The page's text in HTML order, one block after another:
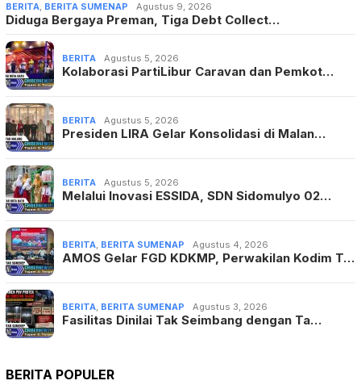
BERITA, BERITA SUMENAP Agustus 9, 2026
Diduga Bergaya Preman, Tiga Debt Collect…
BERITA Agustus 5, 2026
Kolaborasi PartiLibur Caravan dan Pemkot…
BERITA Agustus 5, 2026
Presiden LIRA Gelar Konsolidasi di Malan…
BERITA Agustus 5, 2026
Melalui Inovasi ESSIDA, SDN Sidomulyo 02…
BERITA, BERITA SUMENAP Agustus 4, 2026
AMOS Gelar FGD KDKMP, Perwakilan Kodim T…
BERITA, BERITA SUMENAP Agustus 3, 2026
Fasilitas Dinilai Tak Seimbang dengan Ta…
BERITA POPULER